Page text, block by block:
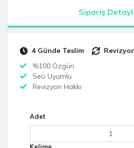
Sipariş
4 Günde Teslim
%100 Özgün
Seo Uyumlu
Revizyon Hakkı
Adet
Kelime